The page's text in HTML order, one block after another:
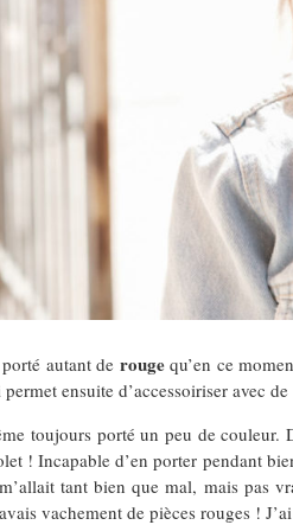
autant de rougequ’en ce
ensuite d’accessoiriser avec
toujours porté un peu de
! Incapable d’en porter pendant
tant bien que mal, mais pas
vachement de pièces rouges !